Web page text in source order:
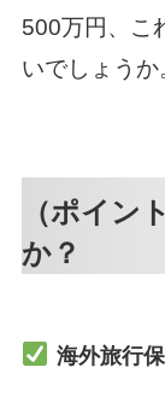
500万円、こ
いでしょうか
（ポイン
か？
海外旅行